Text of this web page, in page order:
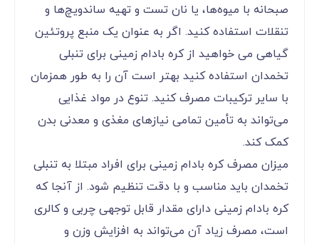
صبحانه با میوه‌ها، یا نان تست و تهیه ساندویچ‌ها و
تنقلات استفاده کنید. اگر به عنوان یک منبع پروتئین
گیاهی می خواهید از کره بادام زمینی برای تنبلی
تخمدان استفاده کنید بهتر است آن را به طور همزمان
با سایر ترکیبات مصرف کنید. تنوع در مواد غذایی
می‌تواند به تأمین تمامی نیازهای مغذی و معدنی بدن
کمک کند.
میزان مصرف کره بادام زمینی برای افراد مبتلا به تنبلی
تخمدان باید مناسب و با دقت تنظیم شود. از آنجا که
کره بادام زمینی دارای مقدار قابل توجهی چربی و کالری
است، مصرف زیاد آن می‌تواند به افزایش وزن و